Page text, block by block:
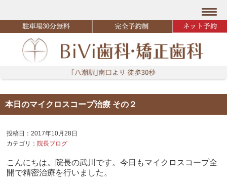
本日のマイクロスコープ治療 その２
投稿日：2017年10月28日
カテゴリ： 院長ブログ
こんにちは。院長の武川です。今日もマイクロスコープ全
開で精密治療を行いました。